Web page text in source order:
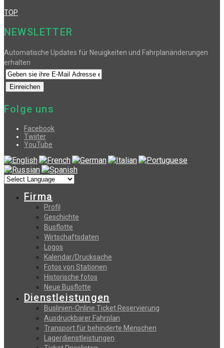
TOP
NEWSLETTER
Automatische Updates für Neuigkeiten und Fahrplanänderungen
erhalten
Folge uns
Facebook
Twiiter
YouTube
Firma
Profil
Geschichte
Busflotte
Wirtschaftsdaten
Logos
Kalendar/Drucksache
Fotos von Stationen
Historische fotos
Neue Busflotte
Dienstleistungen
Buslinien-Online Ticket Reservierung
Αusdruckbarer Fahrplan
Transport für behinderte Menschen
Lagerdienstleistungen